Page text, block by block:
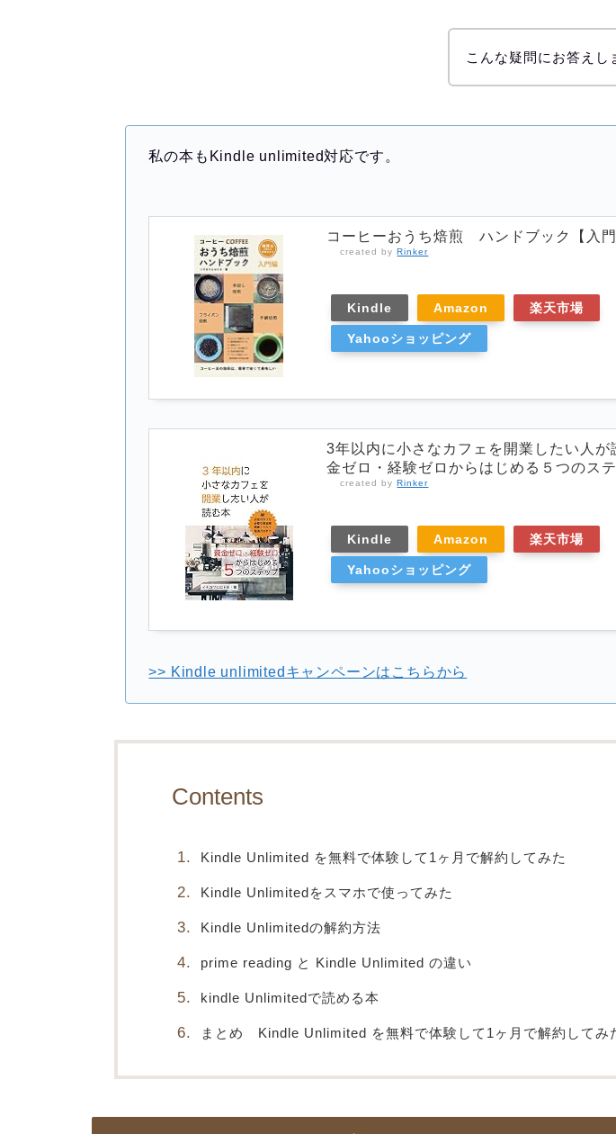
こんな疑問にお答えし
私の本もKindle unlimited対応です。
コーヒーおうち焙煎 ハンドブック【入門
created byRinker
Kindle Amazon 楽天市場
Yahooショッピング
3年以内に小さなカフェを開業したい人が
金ゼロ・経験ゼロからはじめる５つのステ
created byRinker
Kindle Amazon 楽天市場
Yahooショッピング
>> Kindle unlimitedキャンペーンはこちらから
Contents
Kindle Unlimited を無料で体験して1ヶ月で解約してみた
Kindle Unlimitedをスマホで使ってみた
Kindle Unlimitedの解約方法
prime reading と Kindle Unlimited の違い
kindle Unlimitedで読める本
まとめ Kindle Unlimited を無料で体験して1ヶ月で解約してみ